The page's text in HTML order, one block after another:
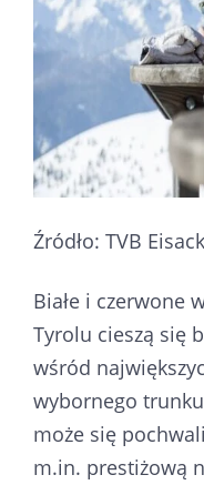
Źródło: TVB
Białe i czerwone
Tyrolu cieszą się
wśród
wybornego
może się
m.in. prestiżową